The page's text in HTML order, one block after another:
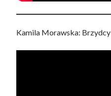
Kamila Morawska: Brzydcy